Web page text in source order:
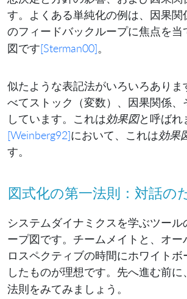
す。よくある単純化の例は、因果関
のフィードバックループに焦点を当
図 です[Sterman00]。
似たような表記法がいろいろありま
べてストック（変数）、因果関係、
しています。これは効果図と呼ばれ
[Weinberg92]において、これは効果
す。
図式化の第一法則：対話の
システムダイナミクスを学ぶツー
ープ図です。チームメイトと、オー
ロスペクティブの時間にホワイトボ
したものが理想です。先へ進む前に、
法則 をみてみましょう。